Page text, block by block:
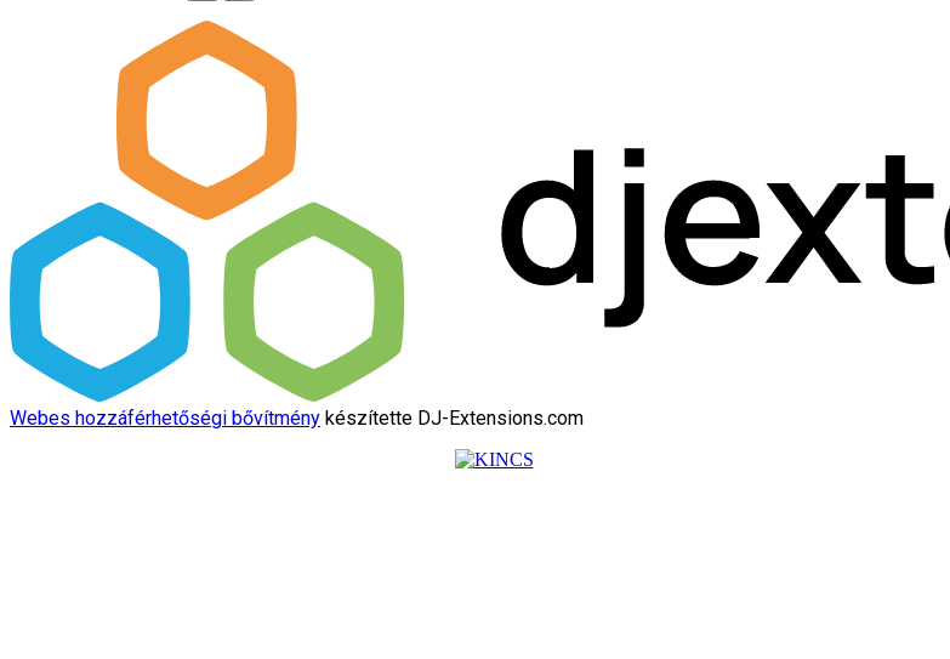
Webes hozzáférhetőségi bővítmény készítette DJ-Extensions.com